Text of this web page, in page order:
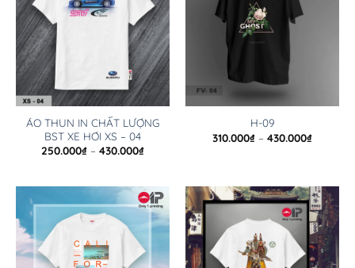
ÁO THUN IN CHẤT LƯỢNG
BST XE HƠI XS – 04
250.000₫ – 430.000₫
H-09
310.000₫ – 430.000₫